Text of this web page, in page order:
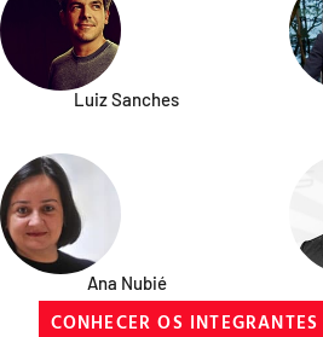
Luiz Sanches
Ana Nubié
CONHECER OS